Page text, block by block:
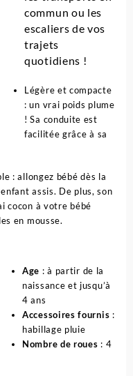
commun ou les
escaliers de vos
trajets
quotidiens !
Légère et compacte
: un vrai poids plume
! Sa conduite est
facilitée grâce à sa
: allongez bébé dès la
assis. De plus, son
cocon à votre bébé
en mousse.
Age : à partir de la
naissance et jusqu’à
4 ans
Accessoires fournis :
habillage pluie
Nombre de roues : 4